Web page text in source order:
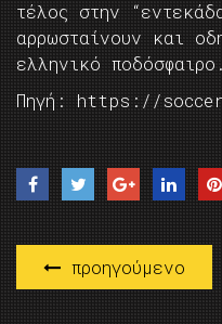
τέλος στην
αρρωσταίνουν και
ελληνικό
Πηγή: https://
προηγούμενο